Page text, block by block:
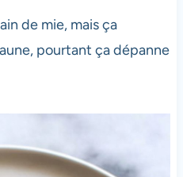
de mie, mais ça
pourtant ça dépanne